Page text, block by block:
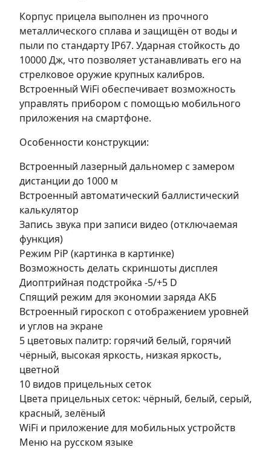
Корпус прицела выполнен из прочного
металлического сплава и защищён от воды и
пыли по стандарту IP67. Ударная стойкость до
10000 Дж, что позволяет устанавливать его на
стрелковое оружие крупных калибров.
Встроенный WiFi обеспечивает возможность
управлять прибором с помощью мобильного
приложения на смартфоне.
Особенности конструкции:
Встроенный лазерный дальномер с замером
дистанции до 1000 м
Встроенный автоматический баллистический
калькулятор
Запись звука при записи видео (отключаемая
функция)
Режим PiP (картинка в картинке)
Возможность делать скриншоты дисплея
Диоптрийная подстройка -5/+5 D
Спящий режим для экономии заряда АКБ
Встроенный гироскоп с отображением уровней
и углов на экране
5 цветовых палитр: горячий белый, горячий
чёрный, высокая яркость, низкая яркость,
цветной
10 видов прицельных сеток
Цвета прицельных сеток: чёрный, белый, серый,
красный, зелёный
WiFi и приложение для мобильных устройств
Меню на русском языке